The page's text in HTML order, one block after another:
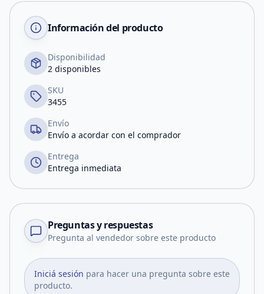
Información del producto
Disponibilidad
2 disponibles
SKU
3455
Envío
Envío a acordar con el comprador
Entrega
Entrega inmediata
Preguntas y respuestas
Pregunta al vendedor sobre este producto
Iniciá sesión para hacer una pregunta sobre este
producto.